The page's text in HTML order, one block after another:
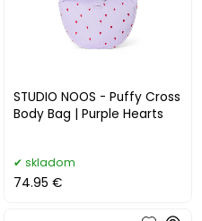
STUDIO NOOS - Puffy Cross
Body Bag | Purple Hearts
skladom
74.95 €